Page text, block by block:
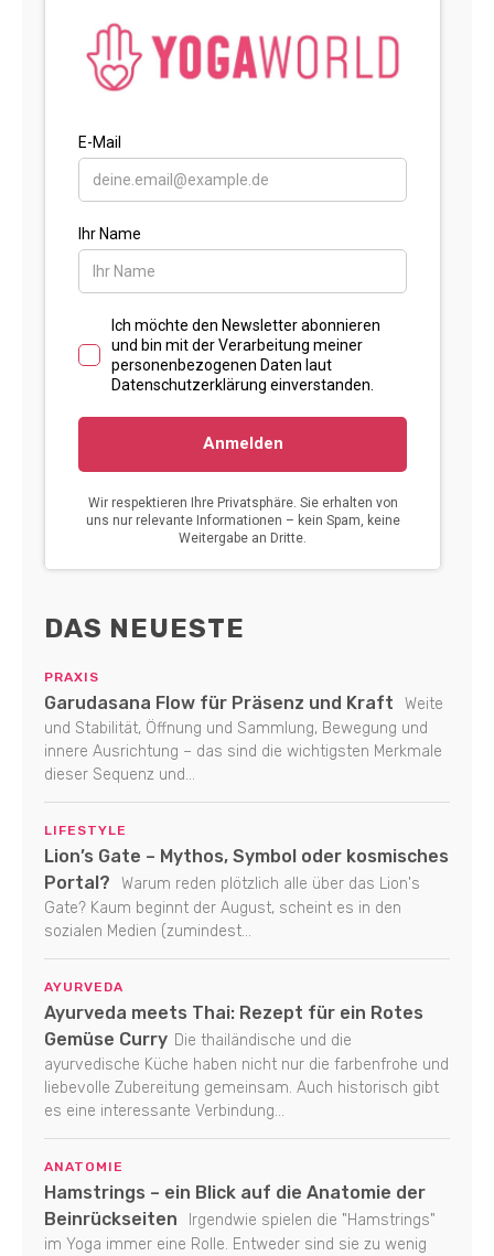
DAS NEUESTE
PRAXIS
Garudasana Flow für Präsenz und Kraft
Weite
und Stabilität, Öffnung und Sammlung, Bewegung und
innere Ausrichtung – das sind die wichtigsten Merkmale
dieser Sequenz und...
LIFESTYLE
Lion’s Gate – Mythos, Symbol oder kosmisches
Portal?
Warum reden plötzlich alle über das Lion's
Gate? Kaum beginnt der August, scheint es in den
sozialen Medien (zumindest...
AYURVEDA
Ayurveda meets Thai: Rezept für ein Rotes
Gemüse Curry Die thailändische und die
ayurvedische Küche haben nicht nur die farbenfrohe und
liebevolle Zubereitung gemeinsam. Auch historisch gibt
es eine interessante Verbindung...
ANATOMIE
Hamstrings – ein Blick auf die Anatomie der
Beinrückseiten
Irgendwie spielen die "Hamstrings"
im Yoga immer eine Rolle. Entweder sind sie zu wenig